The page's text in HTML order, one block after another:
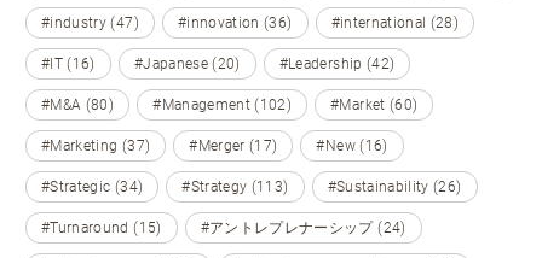
#industry (47) #innovation (36) #international (28)
#IT (16) #Japanese (20) #Leadership (42)
#M&A (80) #Management (102) #Market (60)
#Marketing (37) #Merger (17) #New (16)
#Strategic (34) #Strategy (113) #Sustainability (26)
#Turnaround (15) #アントレプレナーシップ (24)